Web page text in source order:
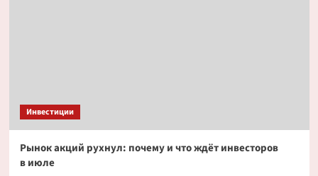
Инвестиции
Рынок акций рухнул: почему и что ждёт инвесторов
в июле